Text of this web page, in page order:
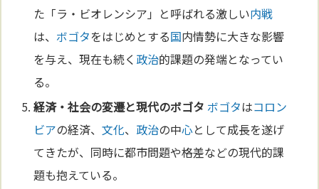
た「ラ・ビオレンシア」と呼ばれる激しい内戦
は、 ボゴタをはじめとする国内情勢に大きな影響
を与え、現在も続く 政治的課題の発端となってい
る。
経済・社会の変遷と現代のボゴタ ボゴタはコロン
ビアの経済、文化、 政治の中心として成長を遂げ
てきたが、同時に都市問題や格差などの現代的課
題も抱えている。